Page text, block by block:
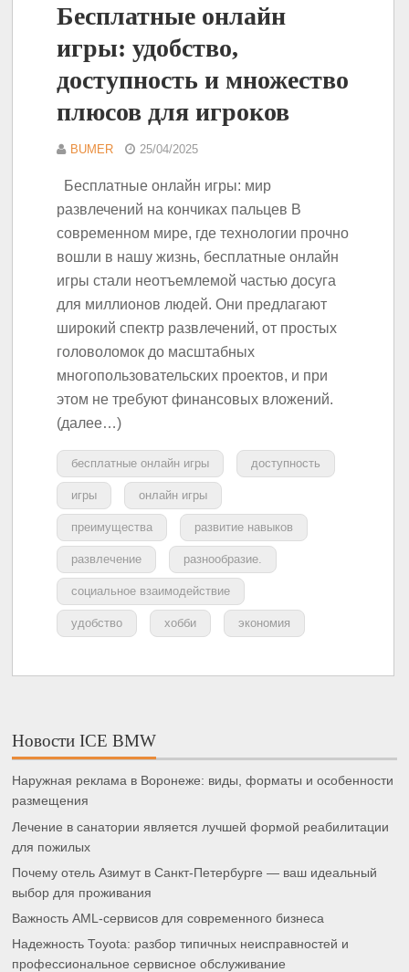
Бесплатные онлайн
игры: удобство,
доступность и множество
плюсов для игроков
BUMER 25/04/2025
Бесплатные онлайн игры: мир
развлечений на кончиках пальцев В
современном мире, где технологии прочно
вошли в нашу жизнь, бесплатные онлайн
игры стали неотъемлемой частью досуга
для миллионов людей. Они предлагают
широкий спектр развлечений, от простых
головоломок до масштабных
многопользовательских проектов, и при
этом не требуют финансовых вложений.
(далее…)
бесплатные онлайн игры доступность
игры онлайн игры
преимущества развитие навыков
развлечение разнообразие.
социальное взаимодействие
удобство хобби экономия
Новости ICE BMW
Наружная реклама в Воронеже: виды, форматы и особенности
размещения
Лечение в санатории является лучшей формой реабилитации
для пожилых
Почему отель Азимут в Санкт-Петербурге — ваш идеальный
выбор для проживания
Важность AML-сервисов для современного бизнеса
Надежность Toyota: разбор типичных неисправностей и
профессиональное сервисное обслуживание